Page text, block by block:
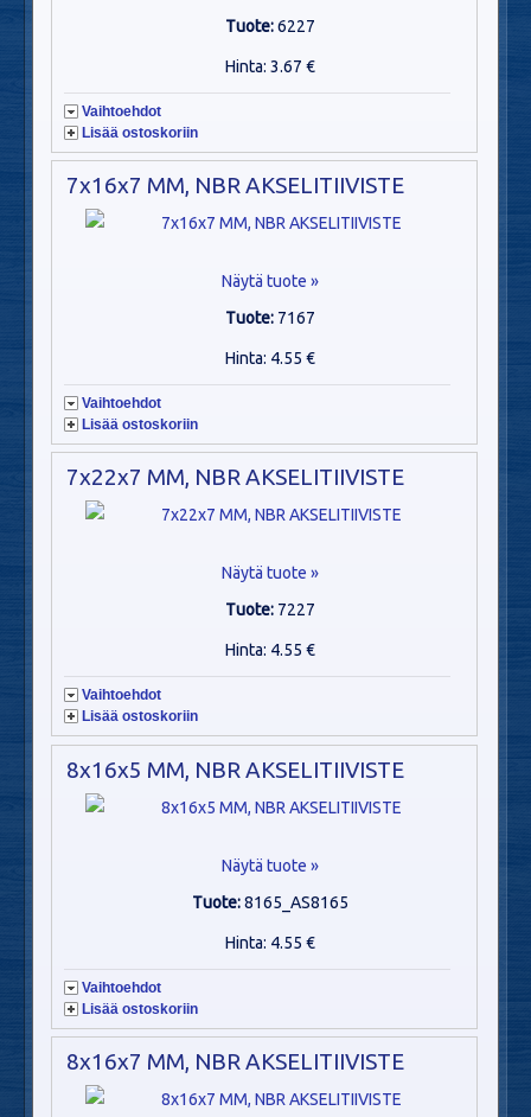
Tuote:6227
Hinta: 3.67 €
Vaihtoehdot
Lisää ostoskoriin
7x16x7 MM, NBR AKSELITIIVISTE
Näytä tuote »
Tuote: 7167
Hinta: 4.55 €
Vaihtoehdot
Lisää ostoskoriin
7x22x7 MM, NBR AKSELITIIVISTE
Näytä tuote »
Tuote: 7227
Hinta: 4.55 €
Vaihtoehdot
Lisää ostoskoriin
8x16x5 MM, NBR AKSELITIIVISTE
Näytä tuote »
Tuote:8165_AS8165
Hinta: 4.55 €
Vaihtoehdot
Lisää ostoskoriin
8x16x7 MM, NBR AKSELITIIVISTE